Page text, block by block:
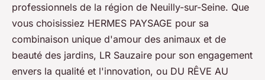
professionnels de la région de Neuilly-sur-Seine. Que
vous choisissiez HERMES PAYSAGE pour sa
combinaison unique d'amour des animaux et de
beauté des jardins, LR Sauzaire pour son engagement
envers la qualité et l'innovation, ou DU RÊVE AU